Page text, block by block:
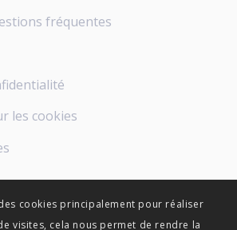
fréquentes
les cookies
cookies principalement pour réaliser
visites, cela nous permet de rendre la